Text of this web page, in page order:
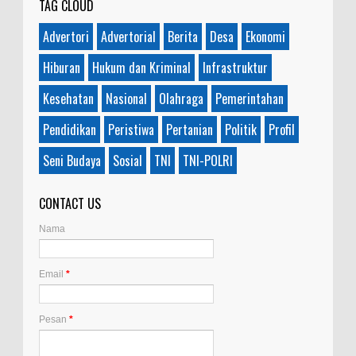
TAG CLOUD
Advertori
Advertorial Berita Desa
Ekonomi
Hiburan
Hukum dan Kriminal
Infrastruktur
Kesehatan
Nasional Olahraga
Pemerintahan
Pendidikan
Peristiwa Pertanian Politik
Profil
Seni Budaya
Sosial TNI TNI-POLRI
CONTACT US
Nama
Email *
Pesan *